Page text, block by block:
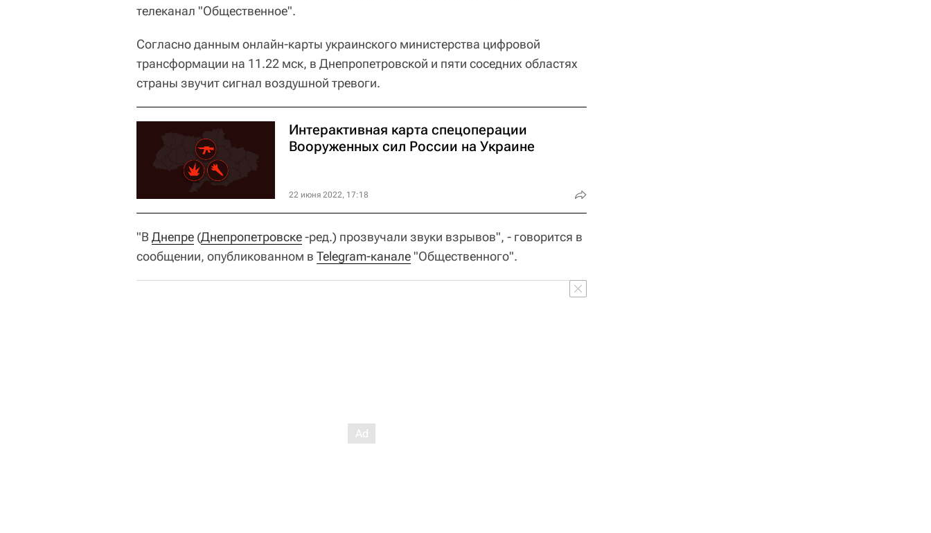
телеканал "Общественное".
Согласно данным онлайн-карты украинского министерства цифровой
трансформации на 11.22 мск, в Днепропетровской и пяти соседних областях
страны звучит сигнал воздушной тревоги.
Интерактивная карта спецоперации
Вооруженных сил России на Украине
22 июня 2022, 17:18
"В Днепре (Днепропетровске-ред.) прозвучали звуки взрывов", - говорится в
сообщении, опубликованном в Telegram-канале "Общественного".